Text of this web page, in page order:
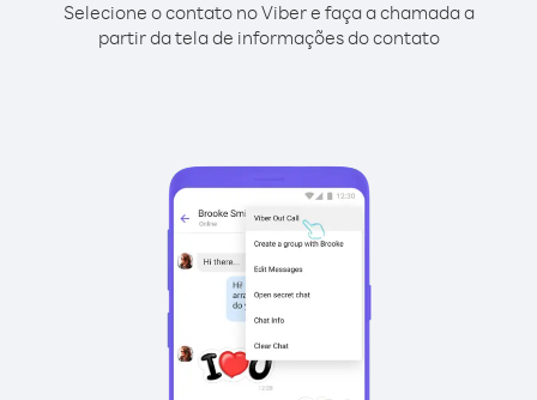
Selecione o contato no Viber e faça a chamada a
partir da tela de informações do contato